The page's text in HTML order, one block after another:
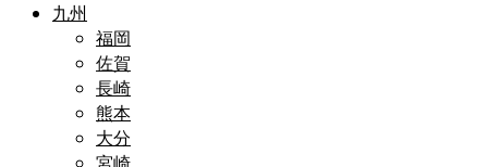
九州
福岡
佐賀
長崎
熊本
大分